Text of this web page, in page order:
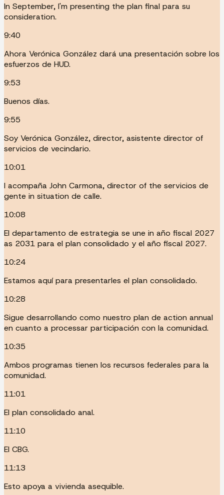
In September, I'm presenting the plan final para su
consideration.
9:40
Ahora Verónica González dará una presentación sobre los
esfuerzos de HUD.
9:53
Buenos días.
9:55
Soy Verónica González, director, asistente director of
servicios de vecindario.
10:01
I acompaña John Carmona, director of the servicios de
gente in situation de calle.
10:08
El departamento de estrategia se une in año fiscal 2027
as 2031 para el plan consolidado y el año fiscal 2027.
10:24
Estamos aquí para presentarles el plan consolidado.
10:28
Sigue desarrollando como nuestro plan de action annual
en cuanto a processar participación con la comunidad.
10:35
Ambos programas tienen los recursos federales para la
comunidad.
11:01
El plan consolidado anal.
11:10
El CBG.
11:13
Esto apoya a vivienda asequible.